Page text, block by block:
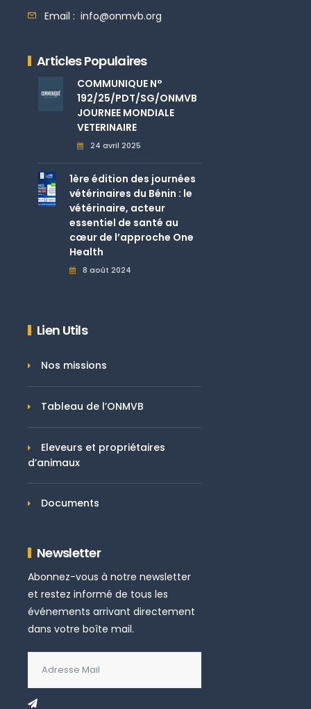
Email : info@onmvb.org
Articles Populaires
COMMUNIQUE N°
192/25/PDT/SG/ONMVB
JOURNEE MONDIALE
VETERINAIRE
24 avril 2025
1ère édition des journées
vétérinaires du Bénin : le
vétérinaire, acteur
essentiel de santé au
cœur de l’approche One
Health
8 août 2024
Lien Utils
Nos missions
Tableau de l’ONMVB
Eleveurs et propriétaires
d’animaux
Documents
Newsletter
Abonnez-vous à notre newsletter
et restez informé de tous les
événements arrivant directement
dans votre boîte mail.